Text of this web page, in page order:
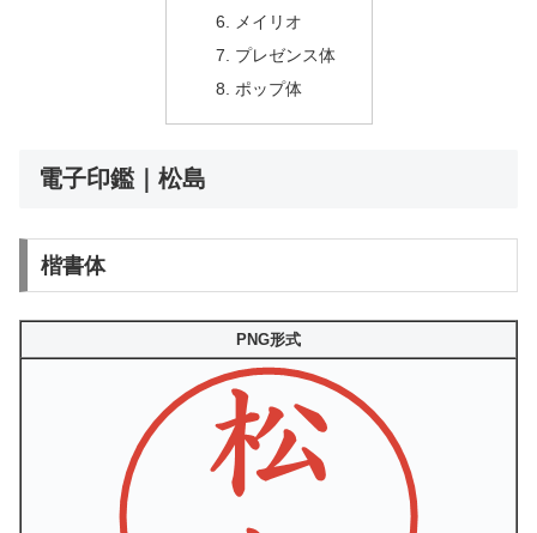
メイリオ
プレゼンス体
ポップ体
電子印鑑｜松島
楷書体
PNG形式